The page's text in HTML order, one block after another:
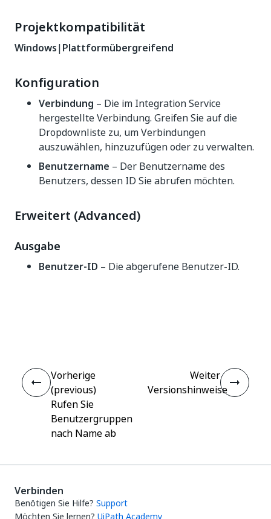
Projektkompatibilität
Windows|Plattformübergreifend
Konfiguration
Verbindung – Die im Integration Service
hergestellte Verbindung. Greifen Sie auf die
Dropdownliste zu, um Verbindungen
auszuwählen, hinzuzufügen oder zu verwalten.
Benutzername – Der Benutzername des
Benutzers, dessen ID Sie abrufen möchten.
Erweitert (Advanced)
Ausgabe
Benutzer-ID – Die abgerufene Benutzer-ID.
Vorherige
(previous)
Rufen Sie
Benutzergruppen
nach Name ab
Weiter
Versionshinweise
Verbinden
Benötigen Sie Hilfe? Support
Möchten Sie lernen? UiPath Academy